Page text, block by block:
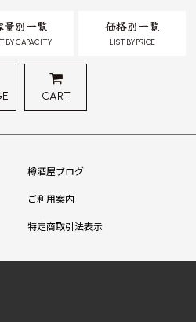
量別一覧
BY CAPACITY
価格別一覧
LIST BY PRICE
CART
樽酒屋ブログ
ご利用案内
特定商取引法表示